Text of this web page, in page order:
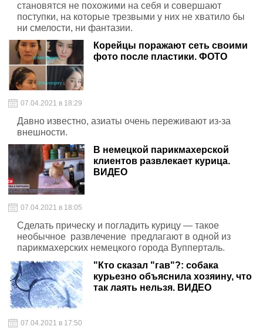
становятся не похожими на себя и совершают
поступки, на которые трезвыми у них не хватило бы
ни смелости, ни фантазии.
Корейцы поражают сеть своими
фото после пластики. ФОТО
07.04.2021 в 18:29
Давно известно, азиаты очень переживают из-за
внешности.
В немецкой парикмахерской
клиентов развлекает курица.
ВИДЕО
07.04.2021 в 18:05
Сделать прическу и погладить курицу — такое
необычное развлечение предлагают в одной из
парикмахерских немецкого города Вупперталь.
"Кто сказал "гав"?: собака
курьезно объяснила хозяину, что
так лаять нельзя. ВИДЕО
07.04.2021 в 17:50